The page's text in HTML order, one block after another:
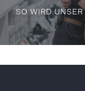
SO WIRD